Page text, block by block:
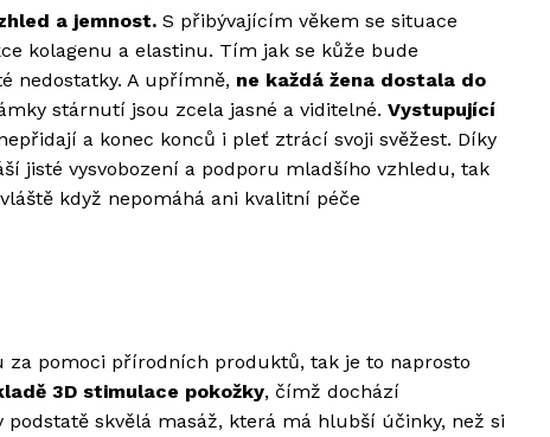
a jemnost. S přibývajícím věkem se situace
kolagenu a elastinu. Tím jak se kůže bude
nedostatky. A upřímně, ne každá žena dostala do
stárnutí jsou zcela jasné a viditelné. Vystupující
a konec konců i pleť ztrácí svoji svěžest. Díky
jisté vysvobození a podporu mladšího vzhledu, tak
když nepomáhá ani kvalitní péče
za pomoci přírodních produktů, tak je to naprosto
3D stimulace pokožky, čímž dochází
skvělá masáž, která má hlubší účinky, než si